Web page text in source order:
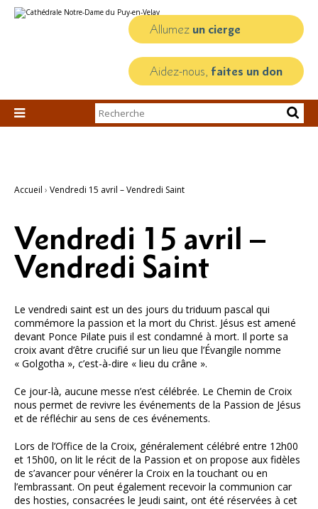
au
personnels
Allumez un cierge
Aidez-nous, faites un don

Chercher par
Recherche
Accueil › Vendredi 15 avril – Vendredi Saint
Vendredi 15 avril –
Vendredi Saint
Le vendredi saint est un des jours du triduum pascal qui
commémore la passion et la mort du Christ. Jésus est amené
devant Ponce Pilate puis il est condamné à mort. Il porte sa
croix avant d’être crucifié sur un lieu que l’Évangile nomme
« Golgotha », c’est-à-dire « lieu du crâne ».
Ce jour-là, aucune messe n’est célébrée. Le Chemin de Croix
nous permet de revivre les événements de la Passion de Jésus
et de réfléchir au sens de ces événements.
Lors de l’Office de la Croix, généralement célébré entre 12h00
et 15h00, on lit le récit de la Passion et on propose aux fidèles
de s’avancer pour vénérer la Croix en la touchant ou en
l’embrassant. On peut également recevoir la communion car
des hosties, consacrées le Jeudi saint, ont été réservées à cet